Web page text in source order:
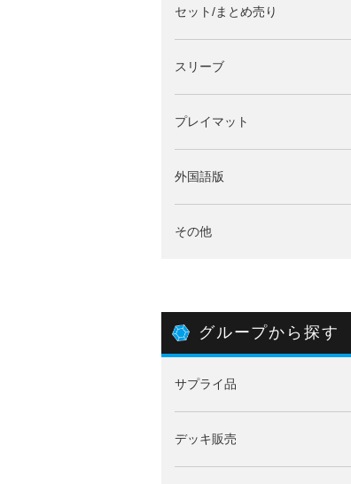
セット/まとめ売り
スリーブ
プレイマット
外国語版
その他
グループから探す
サプライ品
デッキ販売